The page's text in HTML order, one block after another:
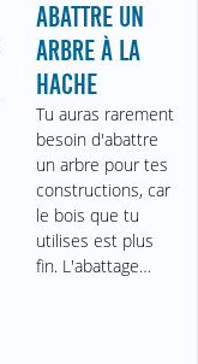
ABATTRE UN
ARBRE À LA
HACHE
Tu auras rarement
besoin d'abattre
un arbre pour tes
constructions, car
le bois que tu
utilises est plus
fin. L'abattage…